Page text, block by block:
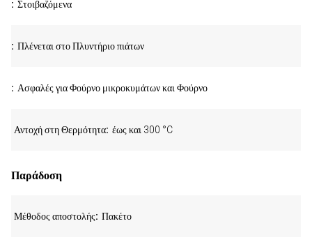
Στοιβαζόμενα
Πλένεται στο Πλυντήριο πιάτων
Ασφαλές για Φούρνο μικροκυμάτων και Φούρνο
Αντοχή στη Θερμότητα έως και 300 °C
Παράδοση
Μέθοδος αποστολής Πακέτο